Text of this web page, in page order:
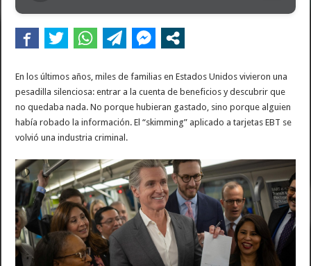
En los últimos años, miles de familias en Estados Unidos vivieron una
pesadilla silenciosa: entrar a la cuenta de beneficios y descubrir que
no quedaba nada. No porque hubieran gastado, sino porque alguien
había robado la información. El “skimming” aplicado a tarjetas EBT se
volvió una industria criminal.